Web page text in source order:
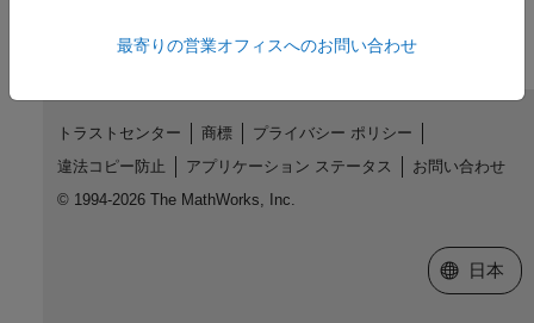
最寄りの営業オフィスへのお問い合わせ
トラストセンター 商標
プライバシー ポリシー
違法コピー防止
アプリケーション ステータス
お問い合わせ
© 1994-2026 The MathWorks, Inc.
Web サイ
日本